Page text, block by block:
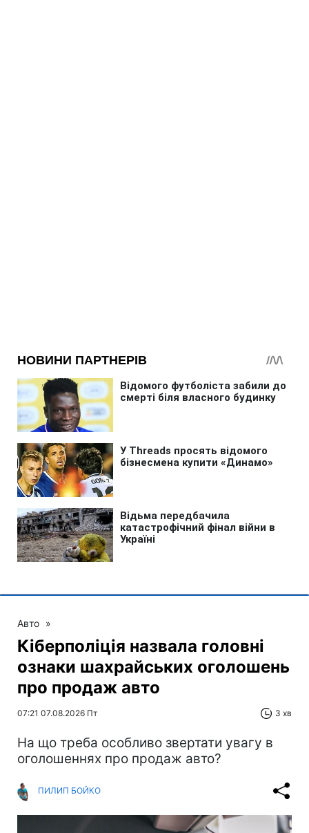
Авто »
Кіберполіція назвала головні
ознаки шахрайських оголошень
про продаж авто
07:21 07.08.2026 Пт 3 хв
На що треба особливо звертати увагу в
оголошеннях про продаж авто?
ПИЛИП БОЙКО